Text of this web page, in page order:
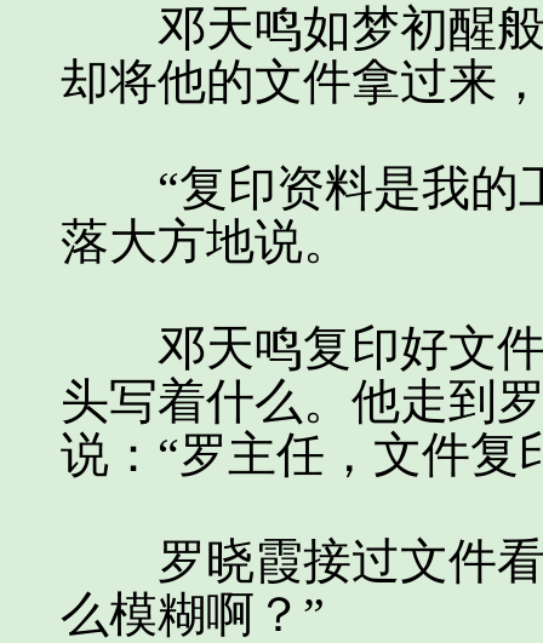
邓天鸣如梦初醒般
却将他的文件拿过来
“复印资料是我的
落大方地说。
邓天鸣复印好文件
头写着什么。他走到
说：“罗主任，文件复
罗晓霞接过文件看
么模糊啊？”